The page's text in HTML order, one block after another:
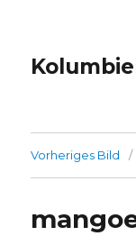
Vorheriges Bild